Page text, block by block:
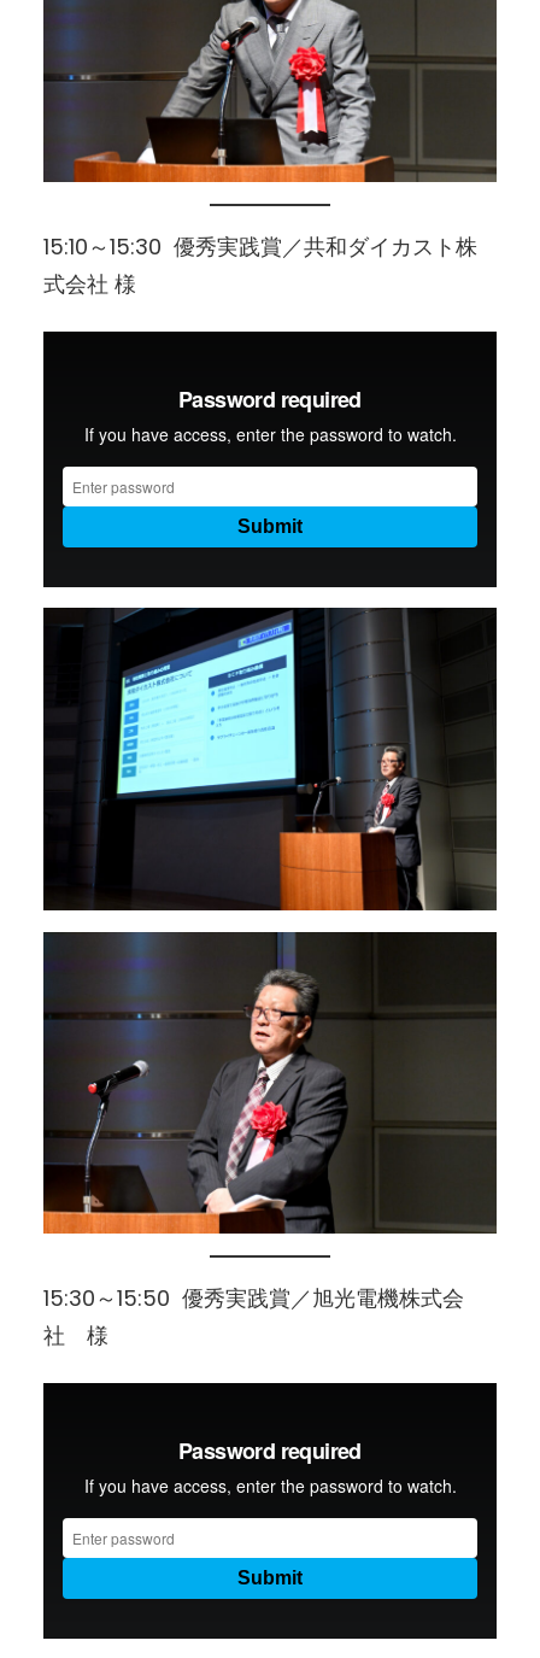
15:10～15:30 優秀実践賞／共和ダイカスト株
式会社 様
15:30～15:50 優秀実践賞／旭光電機株式会
社 様